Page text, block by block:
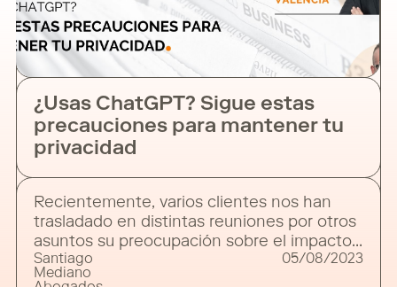
¿Usas ChatGPT? Sigue estas
precauciones para mantener tu
privacidad
Recientemente, varios clientes nos han
trasladado en distintas reuniones por otros
asuntos su preocupación sobre el impacto
que herramientas de IA como
ChatGPT pueden tener en sus
Santiago
Mediano
05/08/2023